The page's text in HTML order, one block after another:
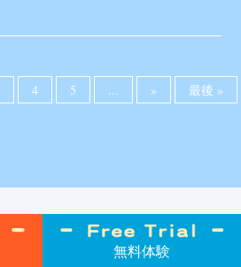
4 5 ... » 最後 »
無料体験